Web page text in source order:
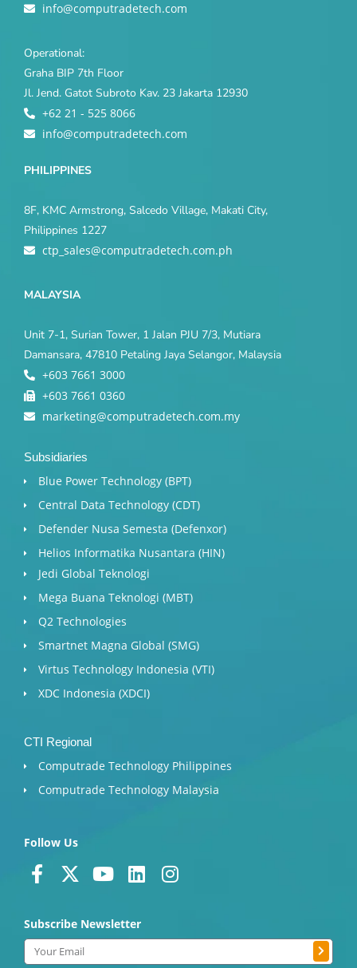
info@computradetech.com
Operational:
Graha BIP 7th Floor
Jl. Jend. Gatot Subroto Kav. 23 Jakarta 12930
+62 21 - 525 8066
info@computradetech.com
PHILIPPINES
8F, KMC Armstrong, Salcedo Village, Makati City,
Philippines 1227
ctp_sales@computradetech.com.ph
MALAYSIA
Unit 7-1, Surian Tower, 1 Jalan PJU 7/3, Mutiara
Damansara, 47810 Petaling Jaya Selangor, Malaysia
+603 7661 3000
+603 7661 0360
marketing@computradetech.com.my
Subsidiaries
Blue Power Technology (BPT)​
Central Data Technology (CDT)
Defender Nusa Semesta (Defenxor)
Helios Informatika Nusantara (HIN)
Jedi Global Teknologi
Mega Buana Teknologi (MBT)
Q2 Technologies
Smartnet Magna Global (SMG)
Virtus Technology Indonesia (VTI)
XDC Indonesia (XDCI)
CTI Regional
Computrade Technology Philippines
Computrade Technology Malaysia
Follow Us
F
a
e
b
X
w
i
Y
t
L
k
I
Subscribe Newsletter
Email Submit